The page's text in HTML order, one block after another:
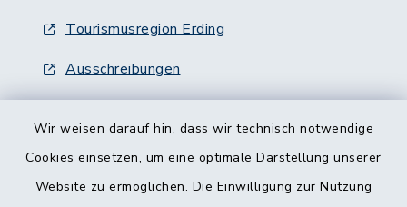
Wir weisen darauf hin, dass wir technisch notwendige
Cookies einsetzen, um eine optimale Darstellung unserer
Website zu ermöglichen. Die Einwilligung zur Nutzung
Tourismusregion Erding
Ausschreibungen